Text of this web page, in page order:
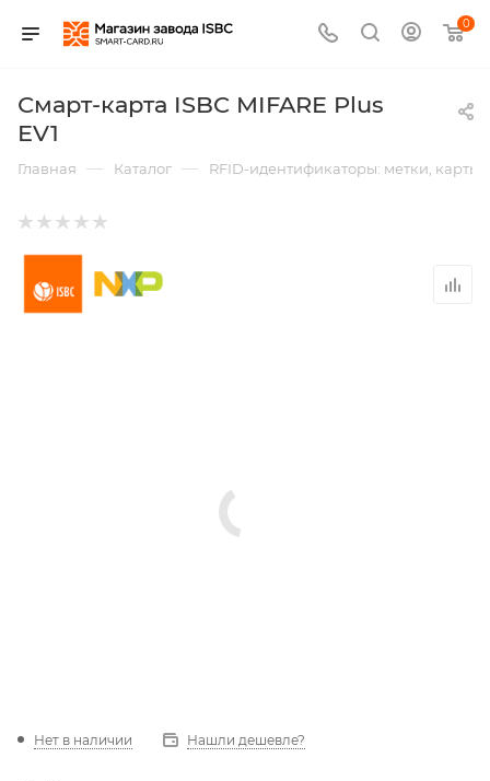
0
Смарт-карта ISBC MIFARE Plus
EV1
Главная — Каталог — RFID-идентификаторы: метки,
Нет в наличии Нашли дешевле?